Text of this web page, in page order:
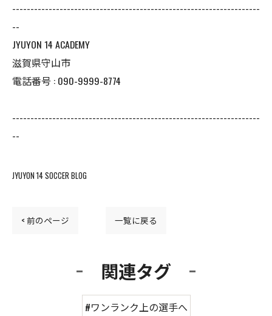
--------------------------------------------------------------------
--
JYUYON 14 ACADEMY
滋賀県守山市
電話番号 : 090-9999-8774
--------------------------------------------------------------------
--
JYUYON 14 SOCCER BLOG
< 前のページ 一覧に戻る
関連タグ
#ワンランク上の選手へ